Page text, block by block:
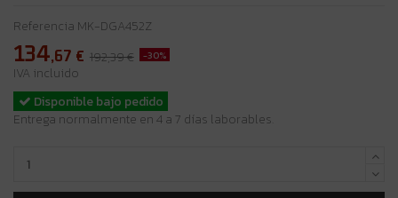
Referencia MK-DGA452Z
134,67 € 192,39 € -30%
IVA incluido
Disponible bajo pedido
Entrega normalmente en 4 a 7 días laborables.